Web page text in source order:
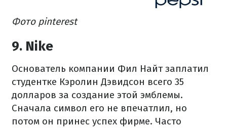
Фото pinterest
9. Nike
Основатель компании Фил Найт заплатил
студентке Кэролин Дэвидсон всего 35
долларов за создание этой эмблемы.
Сначала символ его не впечатлил, но
потом он принес успех фирме. Часто